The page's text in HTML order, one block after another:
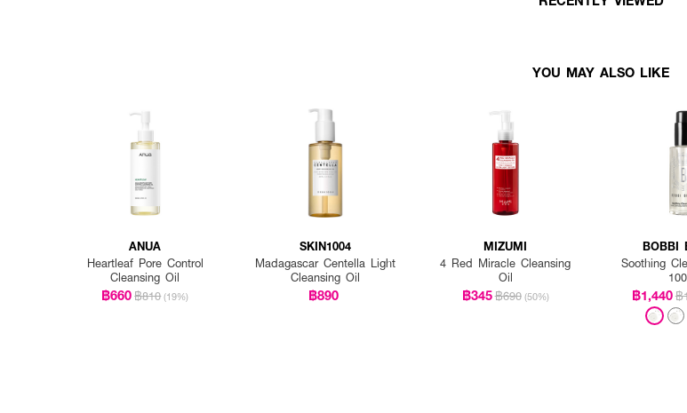
YOU MAY ALSO LIKE
ANUA
Heartleaf Pore Control
Cleansing Oil
฿660฿810 (19%)
SKIN1004
Madagascar Centella Light
Cleansing Oil
฿890
MIZUMI
4 Red Miracle Cleansing
Oil
฿345฿690 (50%)
BOBBI
Soothing
฿1,440฿